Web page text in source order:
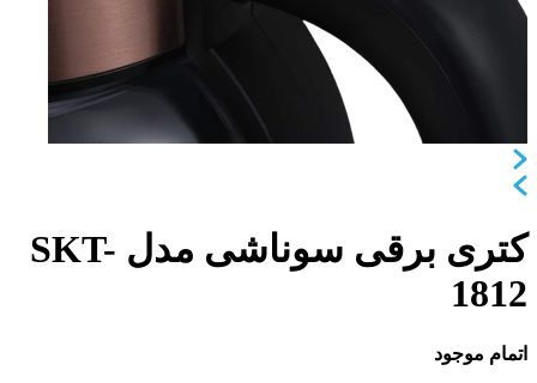
کتری برقی سوناشی مدل SKT-
1812
اتمام موجود